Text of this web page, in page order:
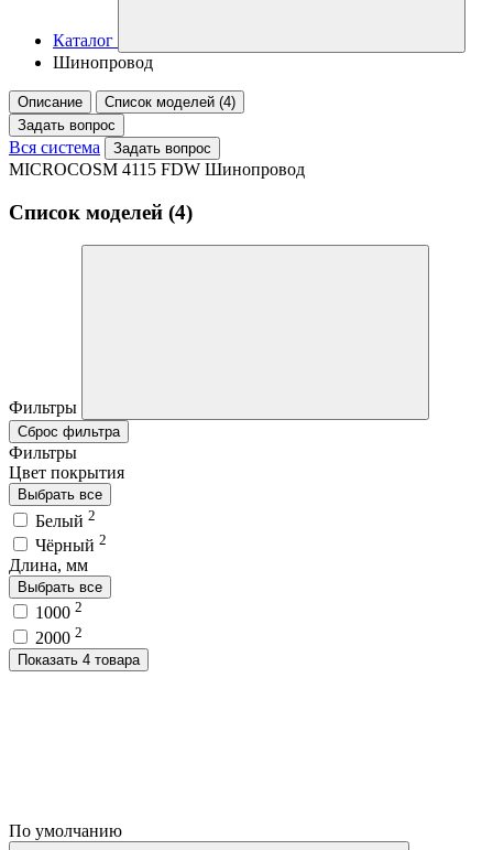
Каталог
Шинопровод
Описание
Список моделей (4)
Задать вопрос
Вся система Задать вопрос
MICROCOSM 4115 FDW Шинопровод
Список моделей (4)
Фильтры
Сброс фильтра
Фильтры
Цвет покрытия
Выбрать все
Белый 2
Чёрный 2
Длина, мм
Выбрать все
1000 2
2000 2
Показать 4 товара
По умолчанию